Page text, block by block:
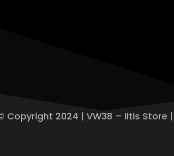
Copyright 2024 | VW38 – Iltis Store